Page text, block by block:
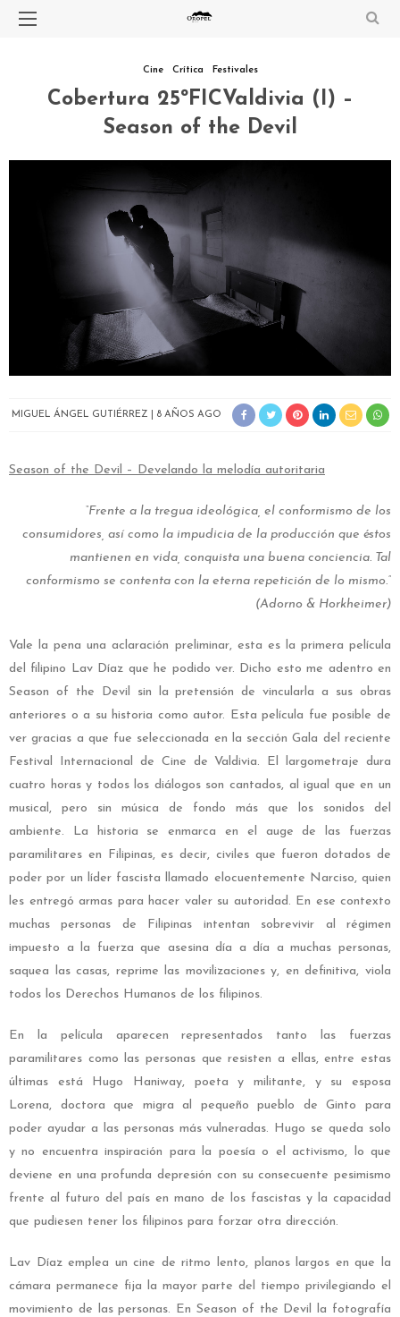
Cine Crítica Festivales
Cobertura 25ºFICValdivia (I) –
Season of the Devil
MIGUEL ÁNGEL GUTIÉRREZ 8 AÑOS AGO
Season of the Devil – Develando la melodía autoritaria
“Frente a la tregua ideológica, el conformismo de los
consumidores, así como la impudicia de la producción que éstos
mantienen en vida, conquista una buena conciencia. Tal
conformismo se contenta con la eterna repetición de lo mismo.”
(Adorno & Horkheimer)
Vale la pena una aclaración preliminar, esta es la primera película
del filipino Lav Díaz que he podido ver. Dicho esto me adentro en
Season of the Devil sin la pretensión de vincularla a sus obras
anteriores o a su historia como autor. Esta película fue posible de
ver gracias a que fue seleccionada en la sección Gala del reciente
Festival Internacional de Cine de Valdivia. El largometraje dura
cuatro horas y todos los diálogos son cantados, al igual que en un
musical, pero sin música de fondo más que los sonidos del
ambiente. La historia se enmarca en el auge de las fuerzas
paramilitares en Filipinas, es decir, civiles que fueron dotados de
poder por un líder fascista llamado elocuentemente Narciso, quien
les entregó armas para hacer valer su autoridad. En ese contexto
muchas personas de Filipinas intentan sobrevivir al régimen
impuesto a la fuerza que asesina día a día a muchas personas,
saquea las casas, reprime las movilizaciones y, en definitiva, viola
todos los Derechos Humanos de los filipinos.
En la película aparecen representados tanto las fuerzas
paramilitares como las personas que resisten a ellas, entre estas
últimas está Hugo Haniway, poeta y militante, y su esposa
Lorena, doctora que migra al pequeño pueblo de Ginto para
poder ayudar a las personas más vulneradas. Hugo se queda solo
y no encuentra inspiración para la poesía o el activismo, lo que
deviene en una profunda depresión con su consecuente pesimismo
frente al futuro del país en mano de los fascistas y la capacidad
que pudiesen tener los filipinos para forzar otra dirección.
Lav Díaz emplea un cine de ritmo lento, planos largos en que la
cámara permanece fija la mayor parte del tiempo privilegiando el
movimiento de las personas. En Season of the Devil la fotografía